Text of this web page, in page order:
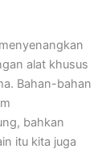
alat khusus
Bahan-bahan
bahkan
itu kita juga